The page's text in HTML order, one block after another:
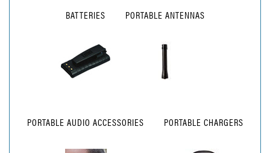
BATTERIES PORTABLE ANTENNAS
PORTABLE AUDIO ACCESSORIES PORTABLE CHARGERS